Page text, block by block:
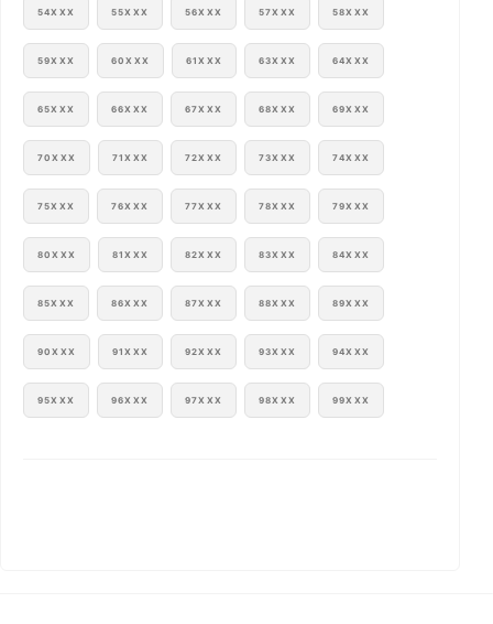
54XXX 55XXX 56XXX 57XXX 58XXX
59XXX 60XXX 61XXX 63XXX 64XXX
65XXX 66XXX 67XXX 68XXX 69XXX
70XXX 71XXX 72XXX 73XXX 74XXX
75XXX 76XXX 77XXX 78XXX 79XXX
80XXX 81XXX 82XXX 83XXX 84XXX
85XXX 86XXX 87XXX 88XXX 89XXX
90XXX 91XXX 92XXX 93XXX 94XXX
95XXX 96XXX 97XXX 98XXX 99XXX